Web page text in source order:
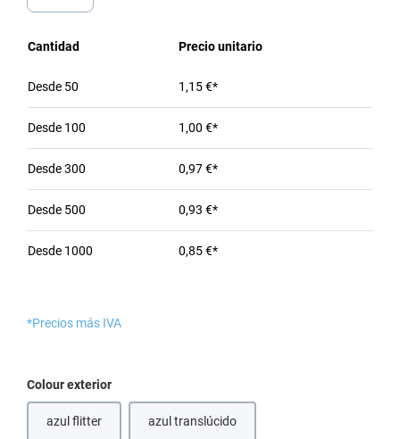
Cantidad Precio unitario
Desde 50 1,15 €*
Desde 100 1,00 €*
Desde300 0,97 €*
Desde 500 0,93 €*
Desde 1000 0,85 €*
*Precios más IVA
Seleccione
Colour exterior
azul flitter azul translúcido